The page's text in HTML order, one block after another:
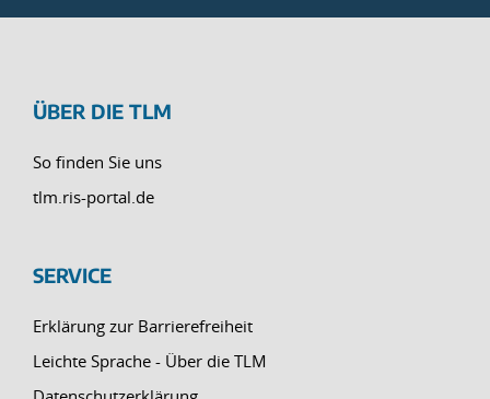
ÜBER DIE TLM
So finden Sie uns
tlm.ris-portal.de
SERVICE
Erklärung zur Barrierefreiheit
Leichte Sprache - Über die TLM